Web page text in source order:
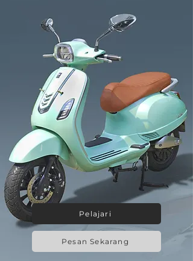
Pelajari
Pesan Sekarang